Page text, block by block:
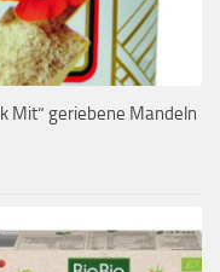
Mit“ geriebene Mandeln